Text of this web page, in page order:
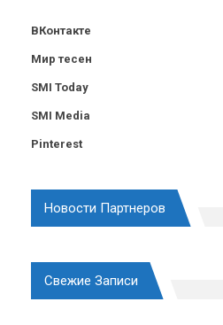
ВКонтакте
Мир тесен
SMI Today
SMI Media
Pinterest
Новости Партнеров
Свежие Записи